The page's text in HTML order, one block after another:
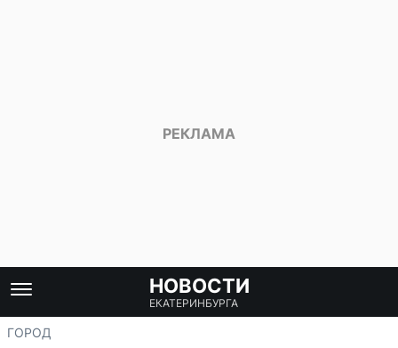
НОВОСТИ
ЕКАТЕРИНБУРГА
ГОРОД